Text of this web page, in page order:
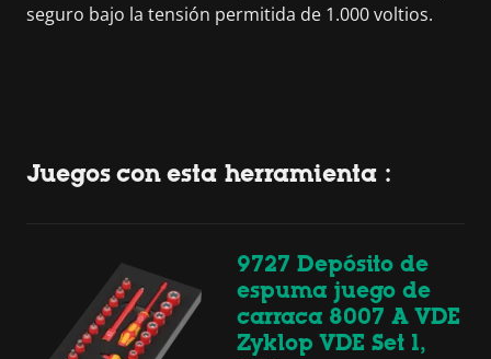
seguro bajo la tensión permitida de 1.000 voltios.
Juegos con esta herramienta :
9727 Depósito de
espuma juego de
carraca 8007 A VDE
Zyklop VDE Set 1,